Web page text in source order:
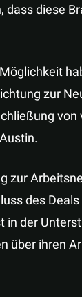
diese
zur
zur
des
in der
über ihren